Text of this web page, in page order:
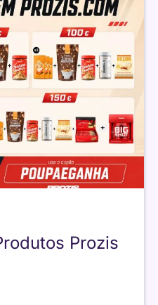
Prozis